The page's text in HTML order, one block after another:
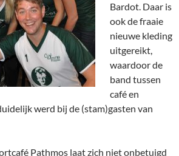
Bardot. Daar is
ook de fraaie
nieuwe kleding
uitgereikt,
waardoor de
band tussen
café en
werd bij de (stam)gasten van
Pathmos laat zich niet onbetuigd